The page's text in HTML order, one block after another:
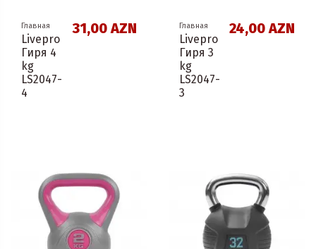
Главная
Livepro
Гиря 4
kg
LS2047-
4
31,00 AZN Главная
Livepro
Гиря 3
kg
LS2047-
3
24,00 AZN